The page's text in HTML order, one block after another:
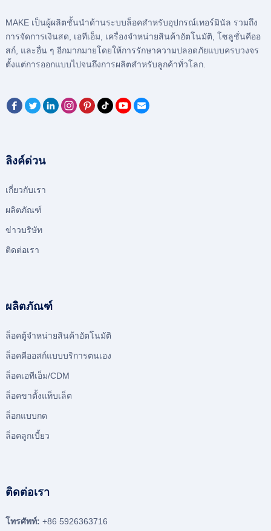
MAKE เป็นผู้ผลิตชั้นนําด้านระบบล็อคสําหรับอุปกรณ์เทอร์มินัล รวมถึง
การจัดการเงินสด, เอทีเอ็ม, เครื่องจำหน่ายสินค้าอัตโนมัติ, โซลูชั่นคีออ
สก์, และอื่น ๆ อีกมากมายโดยให้การรักษาความปลอดภัยแบบครบวงจร
ตั้งแต่การออกแบบไปจนถึงการผลิตสําหรับลูกค้าทั่วโลก.
ลิงค์ด่วน
เกี่ยวกับเรา
ผลิตภัณฑ์
ข่าวบริษัท
ติดต่อเรา
ผลิตภัณฑ์
ล็อคตู้จําหน่ายสินค้าอัตโนมัติ
ล็อคคีออสก์แบบบริการตนเอง
ล็อคเอทีเอ็ม/CDM
ล็อคขาตั้งแท็บเล็ต
ล็อกแบบกด
ล็อคลูกเบี้ยว
ติดต่อเรา
โทรศัพท์: +86 5926363716